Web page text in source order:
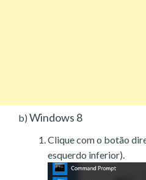
b) Windows 8
Clique com o botão
esquerdo inferior).